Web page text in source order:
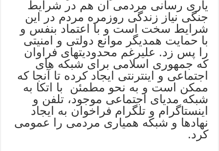
یاری رسانی مردمی آن هم در شرایط
جنگی نیاز زندگی روزمره مردم در این
شرایط سخت است و با اعتماد بنفس و
با حمایت همدیگر موانع دولتی و امنیتی
را پس زد. علیرغم محدودیتهای فراوان
که جمهوری اسلامی برای شبکه های
اجتماعی و اینترنتی ایجاد کرده تا آنجا که
ممکن است و به نحو مطمئن با اتکا به
شبکه مدیای اجتماعی موجود، تلفن و
اینستاگرام و تلگرام فراخوان به ایجاد
نهادها و شبکه همیاری مردمی را عمومی
کرد.